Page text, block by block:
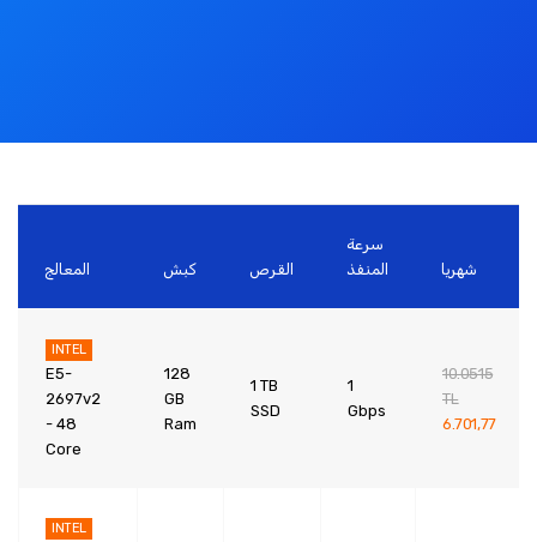
المعالج كبش القرص
سرعة
المنفذ
شهريا
INTEL
E5-
2697v2
- 48
Core
128
GB
Ram
1 TB
SSD
1
Gbps
10.0515
TL
6.701,77
INTEL